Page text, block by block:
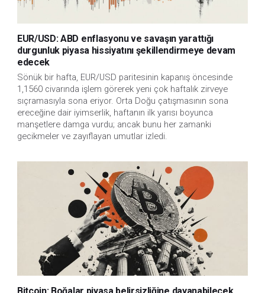
EUR/USD: ABD enflasyonu ve savaşın yarattığı
durgunluk piyasa hissiyatını şekillendirmeye devam
edecek
Sönük bir hafta, EUR/USD paritesinin kapanış öncesinde
1,1560 civarında işlem görerek yeni çok haftalık zirveye
sıçramasıyla sona eriyor. Orta Doğu çatışmasının sona
ereceğine dair iyimserlik, haftanın ilk yarısı boyunca
manşetlere damga vurdu; ancak bunu her zamanki
gecikmeler ve zayıflayan umutlar izledi.